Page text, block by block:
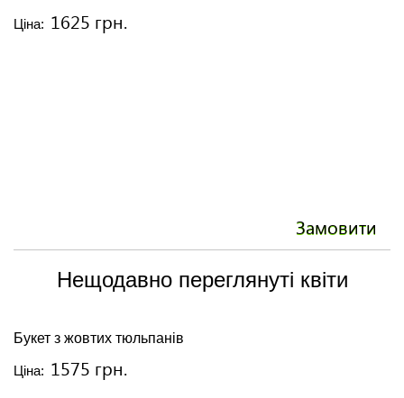
Ціна: 1625 грн.
Замовити
Нещодавно переглянуті квіти
Букет з жовтих тюльпанів
Ціна: 1575 грн.